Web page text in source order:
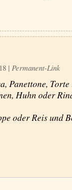
| Permanent-Link
Panettone,
Huhn oder
oder Reis und